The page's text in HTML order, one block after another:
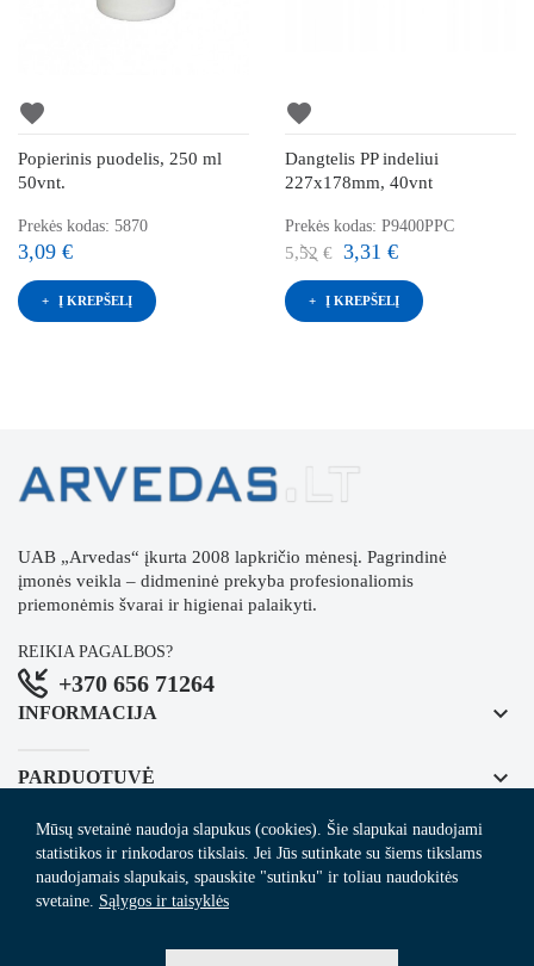
favorite
Popierinis puodelis, 250 ml
50vnt.
Prekės kodas: 5870
3,09 €
Į KREPŠELĮ
favorite
Dangtelis PP indeliui
227x178mm, 40vnt
Prekės kodas: P9400PPC
5,52 € 3,31 €
Į KREPŠELĮ
UAB „Arvedas“ įkurta 2008 lapkričio mėnesį. Pagrindinė
įmonės veikla – didmeninė prekyba profesionaliomis
priemonėmis švarai ir higienai palaikyti.
REIKIA PAGALBOS?
+370 656 71264
INFORMACIJA keyboard_arrow_down
PARDUOTUVĖ keyboard_arrow_down
REGISTRUOKITĖS NAUJIENLAIŠKIUI
Mūsų svetainė naudoja slapukus (cookies). Šie slapukai naudojami
statistikos ir rinkodaros tikslais. Jei Jūs sutinkate su šiems tikslams
naudojamais slapukais, spauskite "sutinku" ir toliau naudokitės
svetaine. Sąlygos ir taisyklės